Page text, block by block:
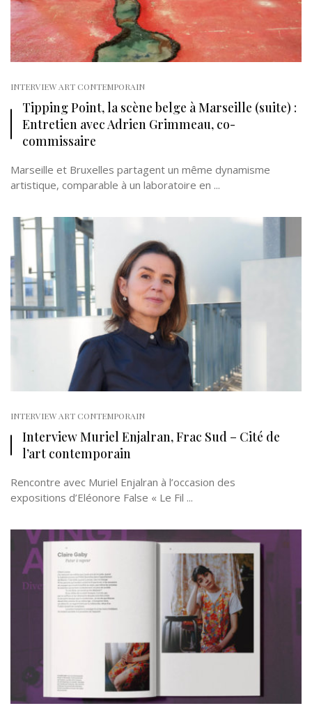
INTERVIEW ART CONTEMPORAIN
Tipping Point, la scène belge à Marseille (suite) :
Entretien avec Adrien Grimmeau, co-
commissaire
Marseille et Bruxelles partagent un même dynamisme
artistique, comparable à un laboratoire en ...
INTERVIEW ART CONTEMPORAIN
Interview Muriel Enjalran, Frac Sud – Cité de
l’art contemporain
Rencontre avec Muriel Enjalran à l’occasion des
expositions d’Eléonore False « Le Fil ...